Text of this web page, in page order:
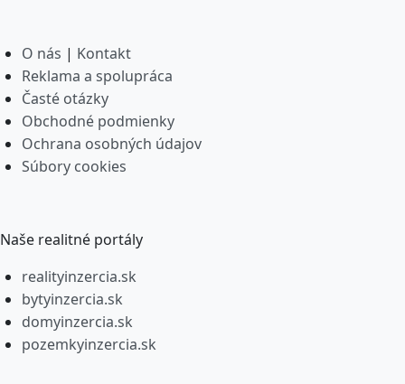
O nás | Kontakt
Reklama a spolupráca
Časté otázky
Obchodné podmienky
Ochrana osobných údajov
Súbory cookies
Naše realitné portály
realityinzercia.sk
bytyinzercia.sk
domyinzercia.sk
pozemkyinzercia.sk